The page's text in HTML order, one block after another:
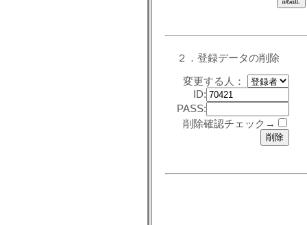
２．登録データの削除
変更する人：
ID:
PASS:
削除確認チェック→